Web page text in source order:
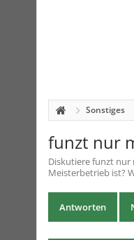
Sonstiges
funzt nur
Diskutierefunzt nur
Meisterbetrieb ist?
Antworten